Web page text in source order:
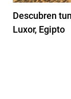
Descubren
Luxor, Egipto